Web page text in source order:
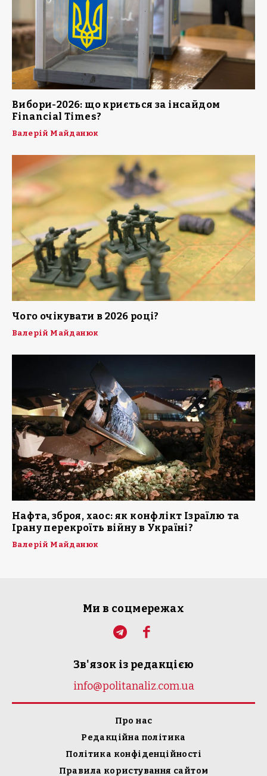
Вибори-2026: що криється за інсайдом
Financial Times?
Валерій Майданюк
Чого очікувати в 2026 році?
Валерій Майданюк
Нафта, зброя, хаос: як конфлікт Ізраїлю та
Ірану перекроїть війну в Україні?
Валерій Майданюк
Ми в соцмережах
Зв'язок із редакцією
info@politanaliz.com.ua
Про нас
Редакційна політика
Політика конфіденційності
Правила користування сайтом